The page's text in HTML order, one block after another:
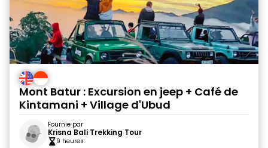
Mont Batur : Excursion en jeep + Café de
Kintamani + Village d'Ubud
Fournie par
Krisna Bali Trekking Tour
9 heures